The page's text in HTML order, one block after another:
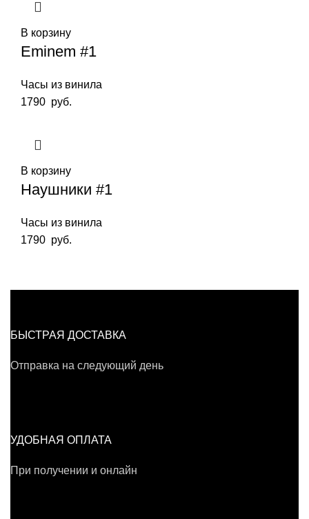
В корзину
Eminem #1
Часы из винила
1790 руб.
В корзину
Наушники #1
Часы из винила
1790 руб.
БЫСТРАЯ ДОСТАВКА
Отправка на следующий день
УДОБНАЯ ОПЛАТА
При получении и онлайн